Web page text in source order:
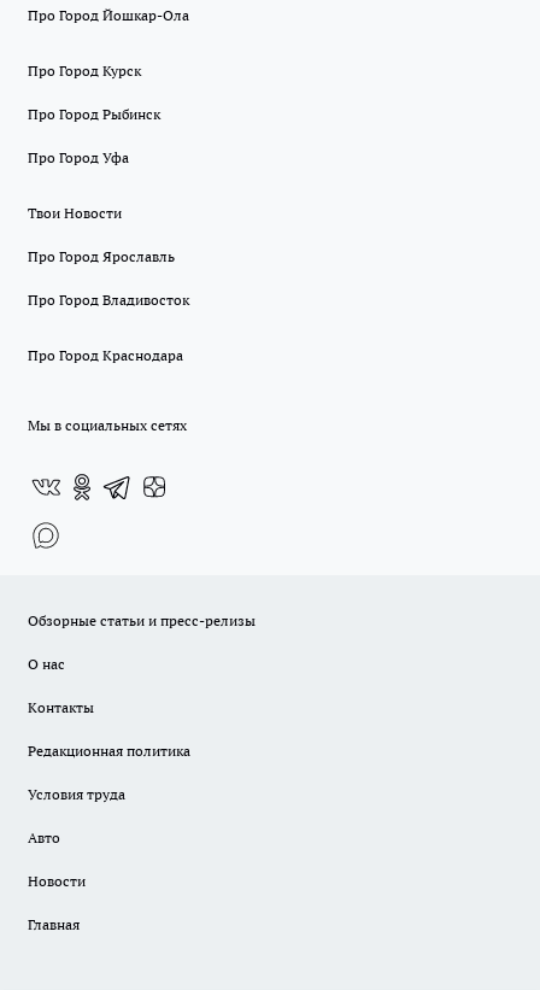
Про Город Йошкар-Ола
Про Город Курск
Про Город Рыбинск
Про Город Уфа
Твои Новости
Про Город Ярославль
Про Город Владивосток
Про Город Краснодара
Мы в социальных сетях
Обзорные статьи и пресс-релизы
О нас
Контакты
Редакционная политика
Условия труда
Авто
Новости
Главная